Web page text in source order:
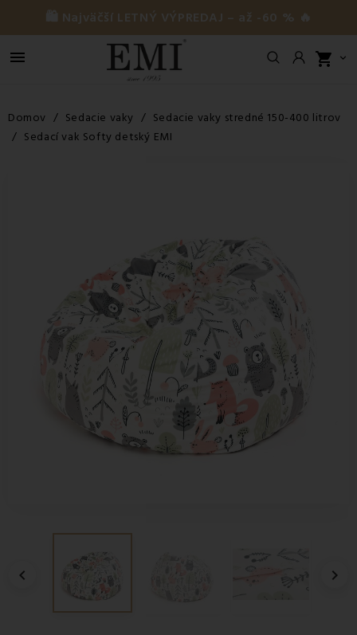
🛍️ Najväčší LETNÝ VÝPREDAJ – až -60 % 🔥
 shopping_cart 
Domov Sedacie vaky
Sedacie vaky stredné 150-400 litrov
Sedací vak Softy detský EMI
 